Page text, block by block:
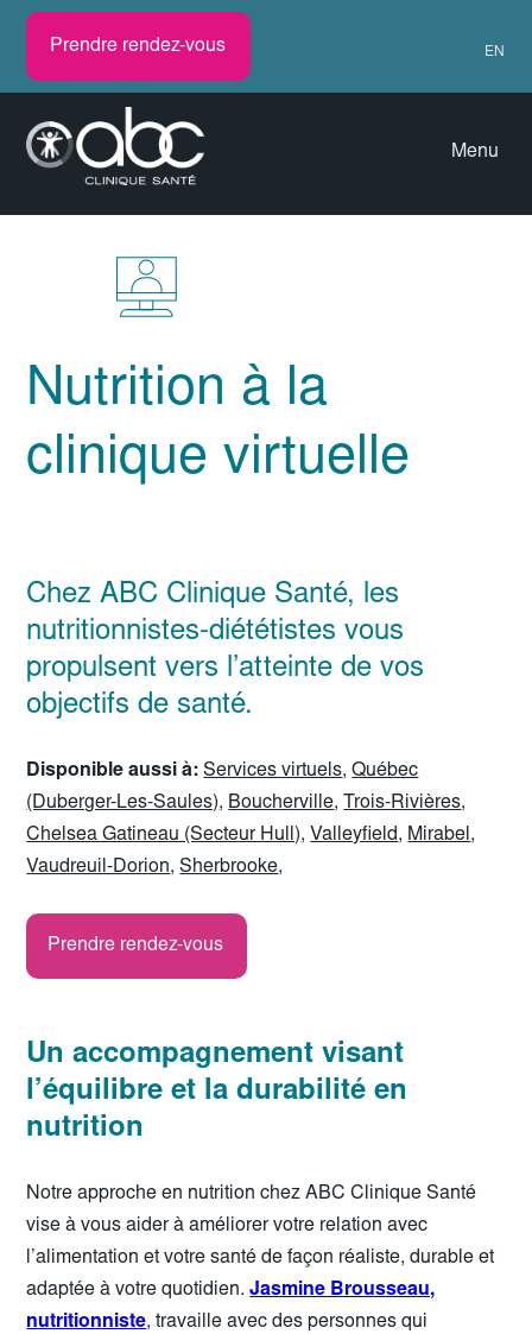
Prendre rendez-vous EN
Menu
Nutrition à la
clinique virtuelle
Chez ABC Clinique Santé, les
nutritionnistes-diététistes vous
propulsent vers l’atteinte de vos
objectifs de santé.
Disponible aussi à:Services virtuels,Québec
(Duberger-Les-Saules), Boucherville, Trois-Rivières,
Chelsea Gatineau (Secteur Hull), Valleyfield, Mirabel,
Vaudreuil-Dorion,Sherbrooke,
Prendre rendez-vous
Un accompagnement visant
l’équilibre et la durabilité en
nutrition
Notre approche en nutrition chez ABC Clinique Santé
vise à vous aider à améliorer votre relation avec
l’alimentation et votre santé de façon réaliste, durable et
adaptée à votre quotidien.Jasmine Brousseau,
nutritionniste, travaille avec des personnes qui